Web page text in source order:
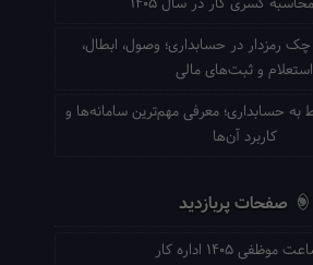
رمزدار در حسابداری؛ وصول، ابطال،
استعلام و ثبت‌های مالی
به حسابداری؛ معرفی مهم‌ترین سامانه‌ها و
کاربرد آن‌ها
صفحات پربازدید
موظفی ۱۴۰۵ اداره کار